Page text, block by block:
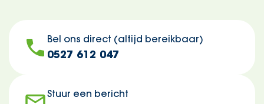
Bel ons direct (altijd bereikbaar)
0527 612 047
Stuur een bericht